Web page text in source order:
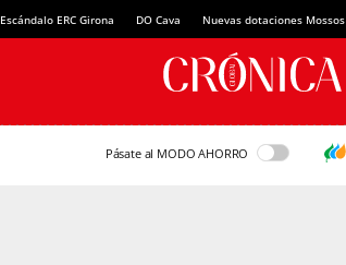
Escándalo ERC Girona DO Cava Nuevas dotaciones Mossos
Pásate al MODO AHORRO